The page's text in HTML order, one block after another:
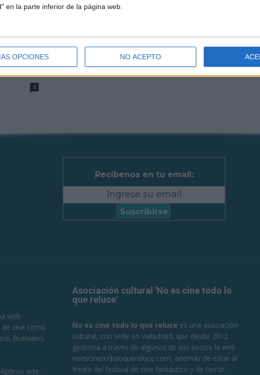
en la parte inferior de la página web.
OPCIONES NO ACEPTO
0
Recíbenos en tu email:
Suscribirse
web
cine como
festivales,
arte.
Asociación cultural 'No es cine todo lo
que reluce'
No es cine todo lo que reluce es una asociación
cultural, con sede en Valladolid, que desde 2012
gestiona a través de algunos de sus socios la web
noescinetodoloquereluce.com, además de estar al
frente del festival de cine fantástico y de terror